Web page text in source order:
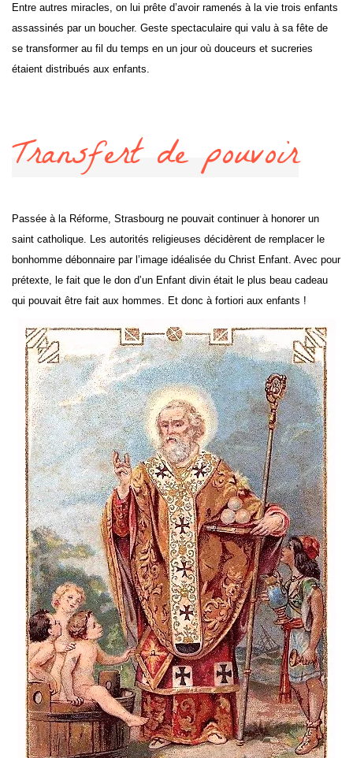
Entre autres miracles, on lui prête d’avoir ramenés à la vie trois enfants
assassinés par un boucher. Geste spectaculaire qui valu à sa fête de
se transformer au fil du temps en un jour où douceurs et sucreries
étaient distribués aux enfants.
Transfert de pouvoir
Passée à la Réforme, Strasbourg ne pouvait continuer à honorer un
saint catholique. Les autorités religieuses décidèrent de remplacer le
bonhomme débonnaire par l’image idéalisée du Christ Enfant. Avec pour
prétexte, le fait que le don d’un Enfant divin était le plus beau cadeau
qui pouvait être fait aux hommes. Et donc à fortiori aux enfants !